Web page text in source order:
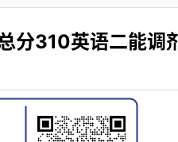
分310英语二能调